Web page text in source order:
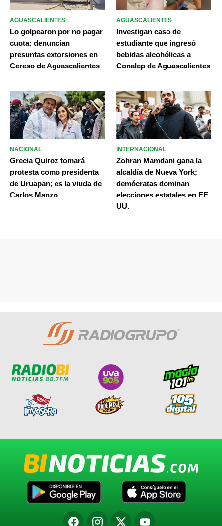
AGUASCALIENTES
Lo golpearon por no pagar
cuota: denuncian
presuntas extorsiones en
Cereso de Aguascalientes
AGUASCALIENTES
Investigan caso de
estudiante que ingresó
bebidas alcohólicas a
Conalep de Aguascalientes
NACIONAL
Grecia Quiroz tomará
protesta como presidenta
de Uruapan; es la viuda de
Carlos Manzo
INTERNACIONAL
Zohran Mamdani gana la
alcaldía de Nueva York;
demócratas dominan
elecciones estatales en EE.
UU.